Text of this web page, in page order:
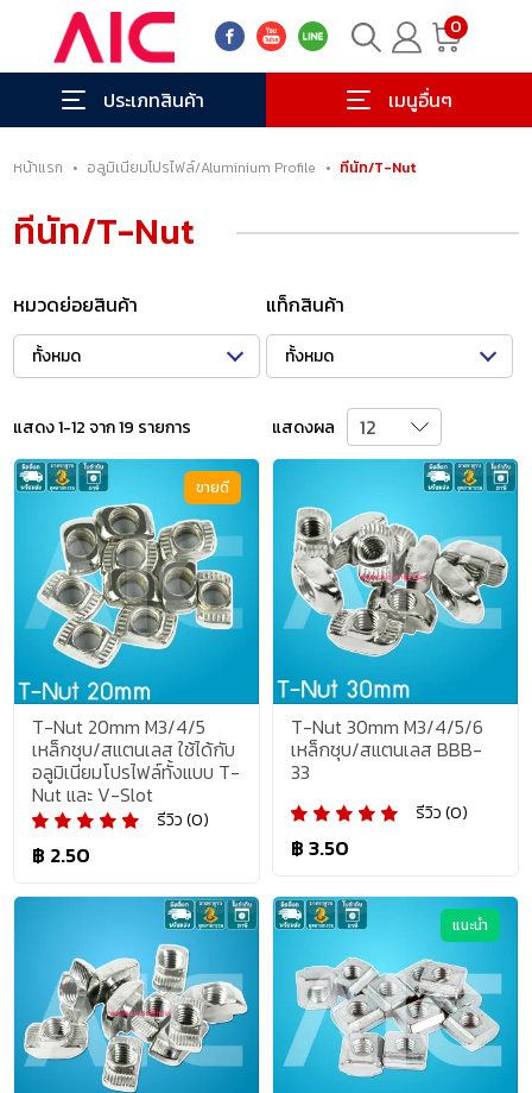
0
ประเภทสินค้า เมนูอื่นๆ
หน้าแรก • อลูมิเนียมโปรไฟล์/Aluminium Profile • ทีนัท/T-Nut
ทีนัท/T-Nut
หมวดย่อยสินค้า
ทั้งหมด
แท็กสินค้า
ทั้งหมด
แสดง 1-12 จาก 19 รายการ แสดงผล
T-Nut 20mm M3/4/5
เหล็กชุบ/สแตนเลส ใช้ได้กับ
อลูมิเนียมโปรไฟล์ทั้งแบบ T-
Nut และ V-Slot
รีวิว (0)
฿ 2.50
ขายดี
T-Nut 30mm M3/4/5/6
เหล็กชุบ/สแตนเลส BBB-
33
รีวิว (0)
฿ 3.50
แนะนำ